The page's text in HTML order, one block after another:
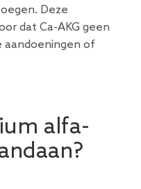
Deze
dat Ca-AKG geen
of
alfa-